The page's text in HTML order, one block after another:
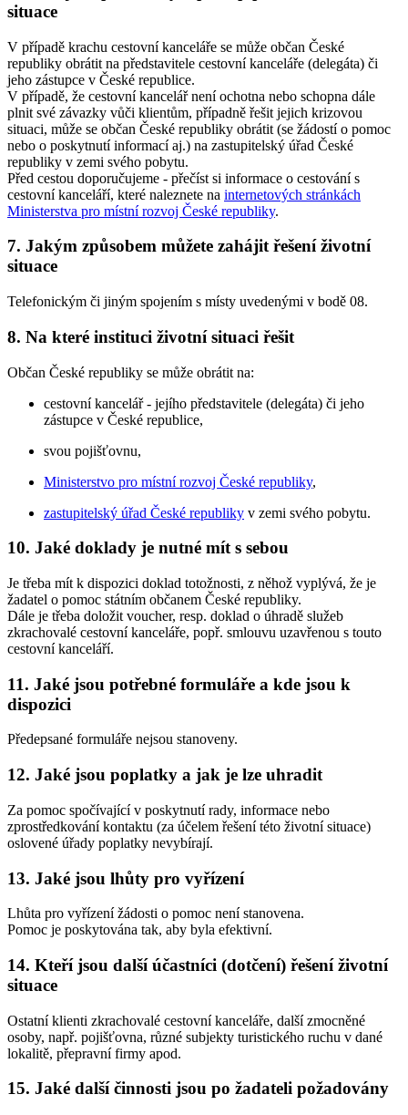
situace
V případě krachu cestovní kanceláře se může občan České
republiky obrátit na představitele cestovní kanceláře (delegáta) či
jeho zástupce v České republice.
V případě, že cestovní kancelář není ochotna nebo schopna dále
plnit své závazky vůči klientům, případně řešit jejich krizovou
situaci, může se občan České republiky obrátit (se žádostí o pomoc
nebo o poskytnutí informací aj.) na zastupitelský úřad České
republiky v zemi svého pobytu.
Před cestou doporučujeme - přečíst si informace o cestování s
cestovní kanceláří, které naleznete na internetových stránkách
Ministerstva pro místní rozvoj České republiky.
7. Jakým způsobem můžete zahájit řešení životní
situace
Telefonickým či jiným spojením s místy uvedenými v bodě 08.
8. Na které instituci životní situaci řešit
Občan České republiky se může obrátit na:
cestovní kancelář - jejího představitele (delegáta) či jeho
zástupce v České republice,
svou pojišťovnu,
Ministerstvo pro místní rozvoj České republiky,
zastupitelský úřad České republiky v zemi svého pobytu.
10. Jaké doklady je nutné mít s sebou
Je třeba mít k dispozici doklad totožnosti, z něhož vyplývá, že je
žadatel o pomoc státním občanem České republiky.
Dále je třeba doložit voucher, resp. doklad o úhradě služeb
zkrachovalé cestovní kanceláře, popř. smlouvu uzavřenou s touto
cestovní kanceláří.
11. Jaké jsou potřebné formuláře a kde jsou k
dispozici
Předepsané formuláře nejsou stanoveny.
12. Jaké jsou poplatky a jak je lze uhradit
Za pomoc spočívající v poskytnutí rady, informace nebo
zprostředkování kontaktu (za účelem řešení této životní situace)
oslovené úřady poplatky nevybírají.
13. Jaké jsou lhůty pro vyřízení
Lhůta pro vyřízení žádosti o pomoc není stanovena.
Pomoc je poskytována tak, aby byla efektivní.
14. Kteří jsou další účastníci (dotčení) řešení životní
situace
Ostatní klienti zkrachovalé cestovní kanceláře, další zmocněné
osoby, např. pojišťovna, různé subjekty turistického ruchu v dané
lokalitě, přepravní firmy apod.
15. Jaké další činnosti jsou po žadateli požadovány